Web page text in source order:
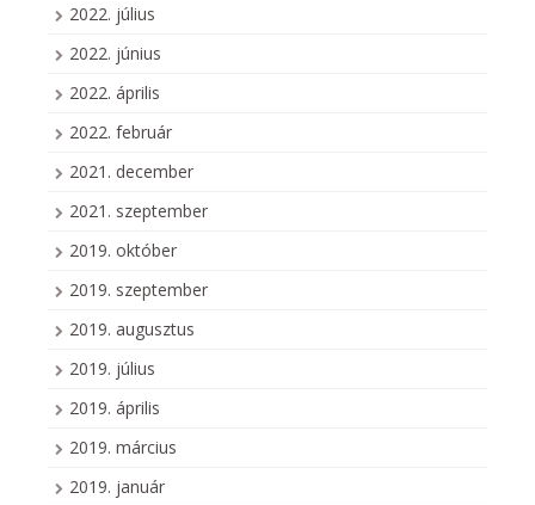
2022. július
2022. június
2022. április
2022. február
2021. december
2021. szeptember
2019. október
2019. szeptember
2019. augusztus
2019. július
2019. április
2019. március
2019. január